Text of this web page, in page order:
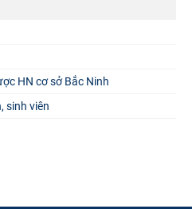
HN cơ sở Bắc Ninh
sinh viên